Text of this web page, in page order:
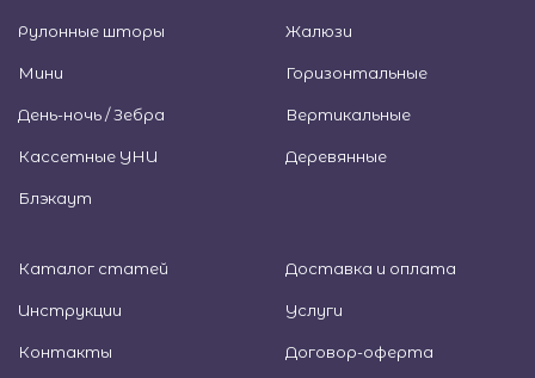
Рулонные шторы
Мини
День-ночь / Зебра
Кассетные УНИ
Блэкаут
Жалюзи
Горизонтальные
Вертикальные
Деревянные
Каталог статей Доставка и оплата
Инструкции Услуги
Контакты Договор-оферта